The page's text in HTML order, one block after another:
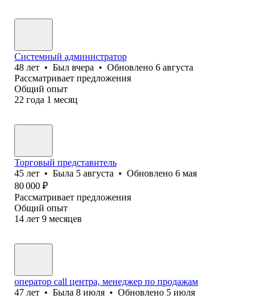
Системный администратор
48 лет • Был вчера • Обновлено 6 августа
Рассматривает предложения
Общий опыт
22 года 1 месяц
Торговый представитель
45 лет • Была 5 августа • Обновлено 6 мая
80 000 ₽
Рассматривает предложения
Общий опыт
14 лет 9 месяцев
оператор call центра, менеджер по продажам
47 лет • Была 8 июля • Обновлено 5 июля